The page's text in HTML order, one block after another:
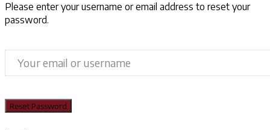
Please enter your username or email address to reset your
password.